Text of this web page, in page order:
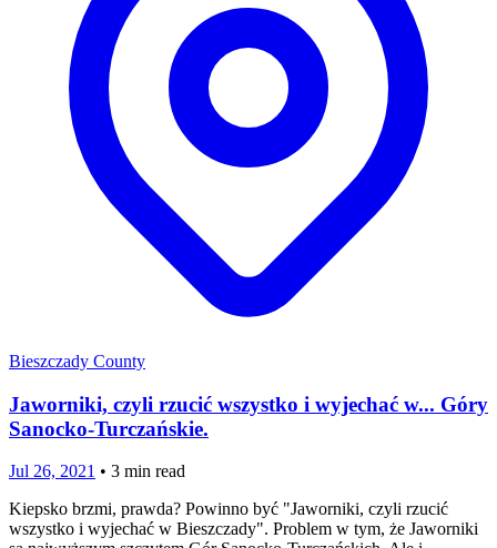
Bieszczady County
Jaworniki, czyli rzucić wszystko i wyjechać w... Góry
Sanocko-Turczańskie.
Jul 26, 2021 • 3 min read
Kiepsko brzmi, prawda? Powinno być "Jaworniki, czyli rzucić
wszystko i wyjechać w Bieszczady". Problem w tym, że Jaworniki